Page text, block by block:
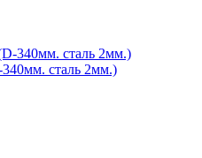
сталь 2мм.)